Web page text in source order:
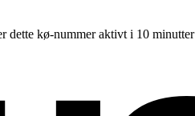
dette kø-nummer aktivt i 10 minutter